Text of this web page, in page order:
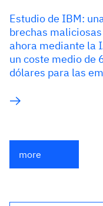
Estudio de IBM:
brechas
ahora mediante la
un coste medio de
dólares para las
more